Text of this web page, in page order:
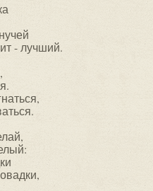
- лучший.